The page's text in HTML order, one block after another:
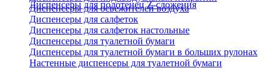
Диспенсеры для полотенец Z-сложения
Диспенсеры для освежителей воздуха
Диспенсеры для салфеток
Диспенсеры для салфеток настольные
Диспенсеры для туалетной бумаги
Диспенсеры для туалетной бумаги в больших рулонах
Настенные диспенсеры для туалетной бумаги